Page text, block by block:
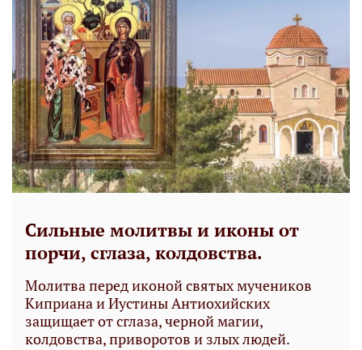
Сильные молитвы и иконы от
порчи, сглаза, колдовства.
Молитва перед иконой святых мучеников
Киприана и Иустины Антиохийских
защищает от сглаза, черной магии,
колдовства, приворотов и злых людей.